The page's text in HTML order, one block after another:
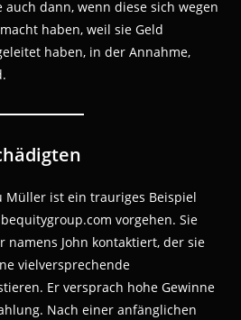
dann, wenn diese sich wegen
haben, weil sie Geld
haben, in der Annahme,
Müller ist ein trauriges Beispiel
vorgehen. Sie
namens John kontaktiert, der sie
vielversprechende
Er versprach hohe Gewinne
Nach einer anfänglichen